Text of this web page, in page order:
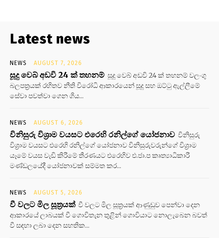
Latest news
NEWS AUGUST 7, 2026
සූදු වෙබ් අඩවි 24 ක් තහනම් සූදු වෙබ් අඩවි 24 ක් තහනම් වලංගු
බලපත්‍රයක් රහිතව නීති විරෝධි ආකාරයෙන් සූදු සහ ඔට්ටු ඇල්ලීමේ
සේවා පවත්වා ගෙන ගිය...
NEWS AUGUST 6, 2026
විනිසුරු විශ්‍රාම වයසට එරෙහි රනිල්ගේ යෝජනාව විනිසුරු
විශ්‍රාම වයසට එරෙහි රනිල්ගේ යෝජනාව විනිසුරුවරුන්ගේ විශ්‍රාම
යෑමේ වයස වැඩි කිරීමේ තීරණයට එරෙහිව එ.ජා.ප කෘත්‍යාධිකාරී
මණ්ඩලයේදී යෝජනාවක් සම්මත කර...
NEWS AUGUST 5, 2026
වී වලට මිල සූත්‍රයක් වී වලට මිල සූත්‍රයක් ආණුඩුව පෙන්වා දෙන
ආකාරයේ ලාබයක් වී ගොවිතැන තුළින් ගොවියාට නොලැබෙන බවත්
වී සඳහා ලබා දෙන සහතික...